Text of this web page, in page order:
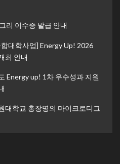
리 이수증 발급 안내
대학사업] Energy Up! 2026
최 안내
Energy up! 1차 우수성과 지원
대학교 총장명의 마이크로디그